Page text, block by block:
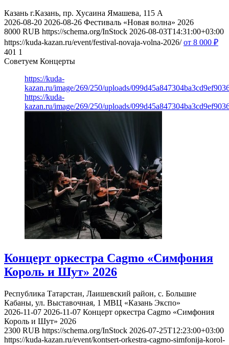
Казань г.Казань, пр. Хусаина Ямашева, 115 A
2026-08-20 2026-08-26 Фестиваль «Новая волна» 2026
8000 RUB https://schema.org/InStock 2026-08-03T14:31:00+03:00
https://kuda-kazan.ru/event/festival-novaja-volna-2026/ от 8 000 ₽
401 1
Советуем Концерты
https://kuda-
kazan.ru/image/269/250/uploads/
https://kuda-
kazan.ru/image/269/250/uploads/
Концерт оркестра Cagmo «Симфония
Король и Шут» 2026
Республика Татарстан, Лаишевский район, с. Большие
Кабаны, ул. Выставочная, 1 МВЦ «Казань Экспо»
2026-11-07 2026-11-07 Концерт оркестра Cagmo «Симфония
Король и Шут» 2026
2300 RUB https://schema.org/InStock 2026-07-25T12:23:00+03:00
https://kuda-kazan.ru/event/kontsert-orkestra-cagmo-simfonija-korol-